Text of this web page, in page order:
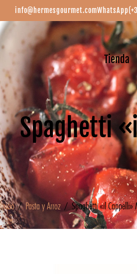
info@hermesgourmet.comWhatsApp
Tienda
Spaghetti
Inicio/Pasta y Arroz/ Spaghetti «il Cappelli»